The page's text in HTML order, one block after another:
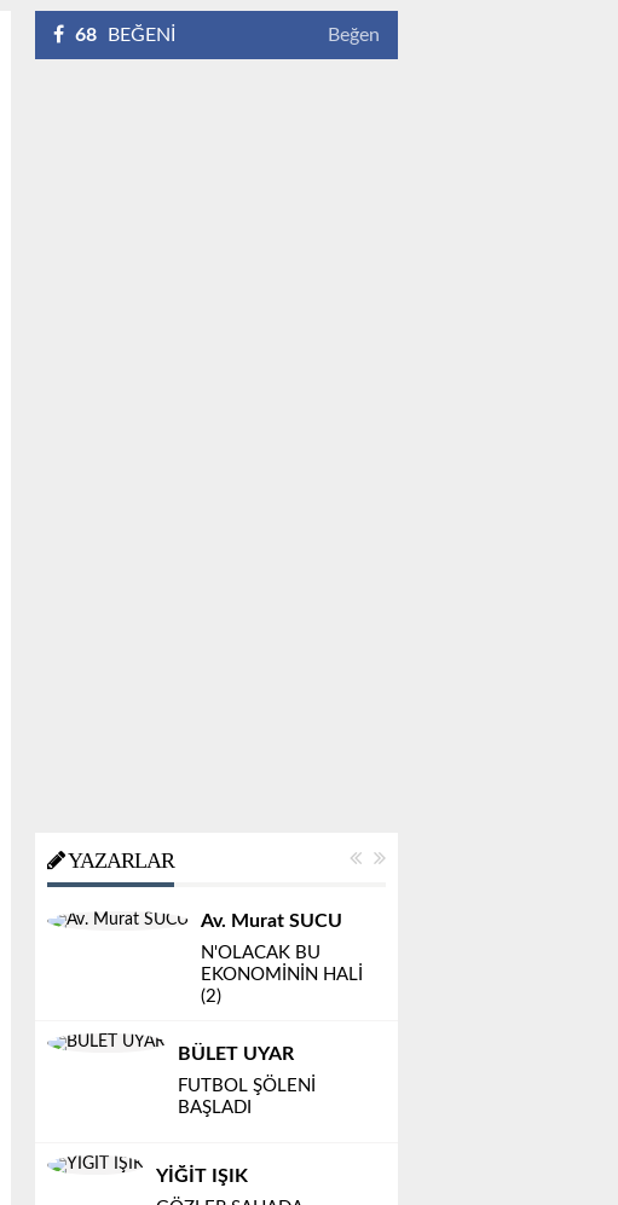
68 BEĞENİ Beğen
YAZARLAR
Av. Murat SUCU
N'OLACAK BU
EKONOMİNİN HALİ
(2)
BÜLET UYAR
FUTBOL ŞÖLENİ
BAŞLADI
YİĞİT IŞIK